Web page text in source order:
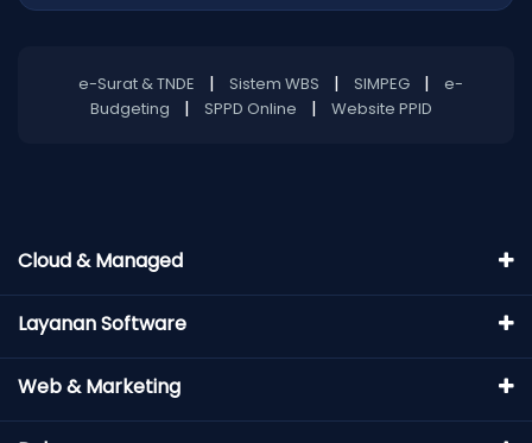
e-Surat & TNDE | Sistem WBS | SIMPEG |
e-
Budgeting
| SPPD Online | Website PPID
Cloud & Managed
Layanan Software
Web & Marketing